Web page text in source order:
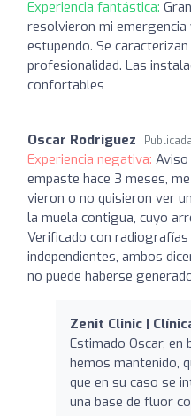
Experiencia fantástica:
resolvieron mi
estupendo. Se
profesionalidad. Las
confortables
Oscar Rodriguez
Experiencia negativa:
empaste hace 3 meses,
vieron o no quisieron ver
la muela contigua, cuyo
Verificado con
independientes, ambos
no puede haberse
Zenit Clinic |
Estimado Oscar, en
hemos mantenido,
que en su caso se
una base de fluor